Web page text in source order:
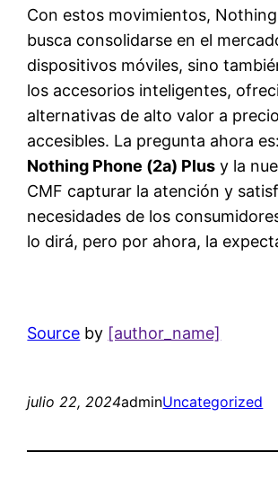
Con estos movimientos,
busca consolidarse en el
dispositivos móviles, sino
los accesorios inteligentes,
alternativas de alto valor a
accesibles. La pregunta ahora
Nothing Phone (2a) Plus y la
CMF capturar la atención y
necesidades de los
lo dirá, pero por ahora, la
Source by [author_name]
julio 22, 2024adminUncategorized